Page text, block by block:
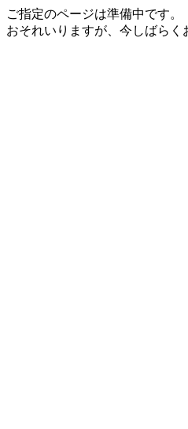
ご指定のページは準備中です。
おそれいりますが、今しばらく